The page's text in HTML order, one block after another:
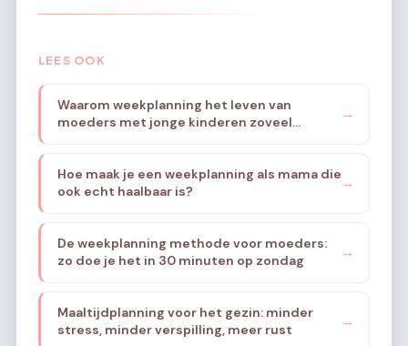
LEES OOK
Waarom weekplanning het leven van
moeders met jonge kinderen zoveel
→
Hoe maak je een weekplanning als mama die
ook echt haalbaar is?
→
De weekplanning methode voor moeders:
zo doe je het in 30 minuten op zondag
→
Maaltijdplanning voor het gezin: minder
stress, minder verspilling, meer rust
→